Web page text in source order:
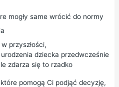
mogły same wrócić do normy
przyszłości,
dziecka przedwcześnie
zdarza się to rzadko
pomogą Ci podjąć decyzję,